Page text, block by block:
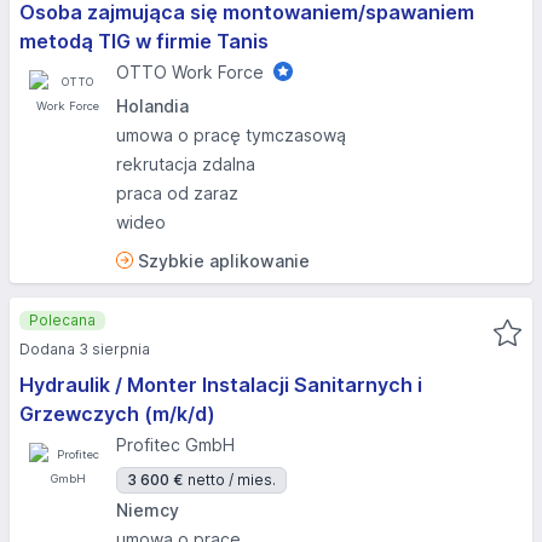
Osoba zajmująca się montowaniem/spawaniem
metodą TIG w firmie Tanis
OTTO Work Force
Holandia
umowa o pracę tymczasową
rekrutacja zdalna
praca od zaraz
wideo
Szybkie aplikowanie
Hydraulik / Monter Instalacji Sanitarnych i
Grzewczych (m/k/d)
Profitec GmbH
3 600 € netto / mies.
Niemcy
Polecana
Dodana 3 sierpnia